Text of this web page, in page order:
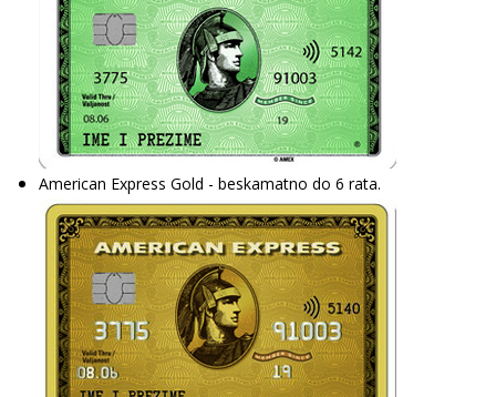
American Express Gold - beskamatno do 6 rata.